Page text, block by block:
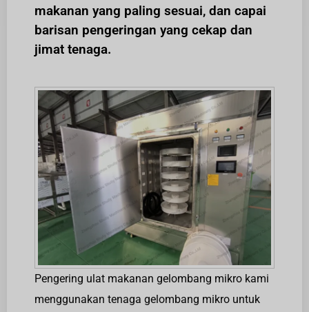
makanan yang paling sesuai, dan capai
barisan pengeringan yang cekap dan
jimat tenaga.
Pengering ulat makanan gelombang mikro kami
menggunakan tenaga gelombang mikro untuk